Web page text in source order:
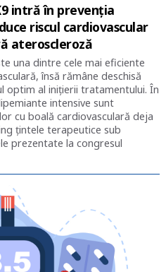
intră în prevenția
riscul cardiovascular
ateroscleroză
una dintre cele mai eficiente
însă rămâne deschisă
optim al inițierii tratamentului. În
intensive sunt
cu boală cardiovasculară deja
țintele terapeutice sub
prezentate la congresul